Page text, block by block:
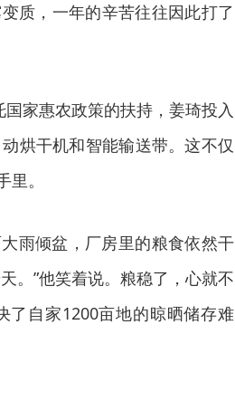
质，一年的辛苦往往因此打了
家惠农政策的扶持，姜琦投入
烘干机和智能输送带。这不仅
。
雨倾盆，厂房里的粮食依然干
。”他笑着说。粮稳了，心就不
了自家1200亩地的晾晒储存难